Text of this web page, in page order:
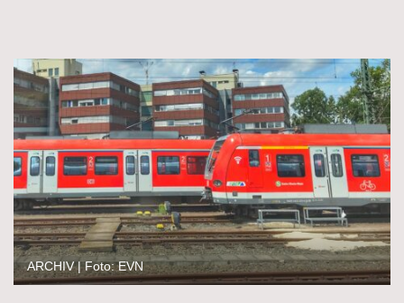
ARCHIV | Foto: EVN